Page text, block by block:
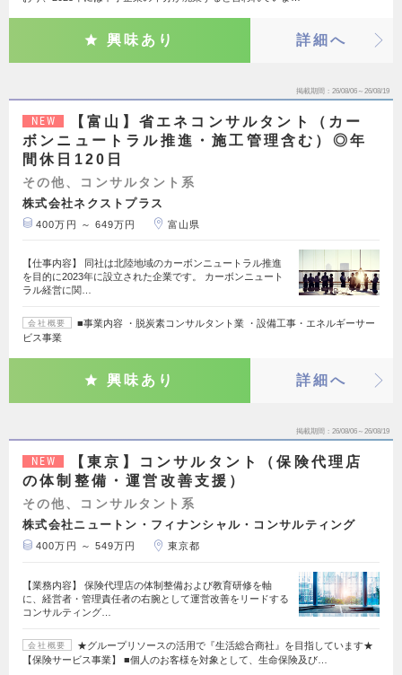
興味あり 詳細へ
掲載期間 26/08/06～26/08/19
NEW
【富山】省エネコンサルタント（カー
ボンニュートラル推進・施工管理含む）◎年
間休日120日
その他、コンサルタント系
株式会社ネクストプラス
400万円 ～ 649万円 富山県
【仕事内容】 同社は北陸地域のカーボンニュートラル推進
を目的に2023年に設立された企業です。 カーボンニュート
ラル経営に関…
会社概要
■事業内容 ・脱炭素コンサルタント業 ・設備工事・エネルギーサー
ビス事業
興味あり 詳細へ
掲載期間 26/08/06～26/08/19
NEW
【東京】コンサルタント（保険代理店
の体制整備・運営改善支援）
その他、コンサルタント系
株式会社ニュートン・フィナンシャル・コンサルティング
400万円 ～ 549万円 東京都
【業務内容】 保険代理店の体制整備および教育研修を軸
に、経営者・管理責任者の右腕として運営改善をリードする
コンサルティング…
会社概要
★グループリソースの活用で『生活総合商社』を目指しています★
【保険サービス事業】 ■個人のお客様を対象として、生命保険及び…